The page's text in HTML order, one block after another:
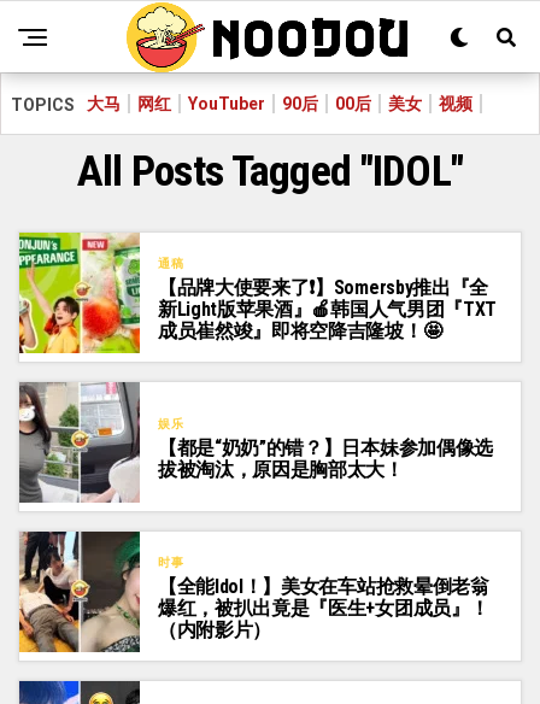
TOPICS 大马 网红 YouTuber 90后 00后 美女 视频
All Posts Tagged "IDOL"
通稿
【品牌大使要来了❗】Somersby推出『全
新Light版苹果酒』🍎韩国人气男团『TXT
成员崔然竣』即将空降吉隆坡！🤩
娱乐
【都是“奶奶”的错？】日本妹参加偶像选
拔被淘汰，原因是胸部太大！
时事
【全能Idol！】美女在车站抢救晕倒老翁
爆红，被扒出竟是『医生+女团成员』！
（内附影片）